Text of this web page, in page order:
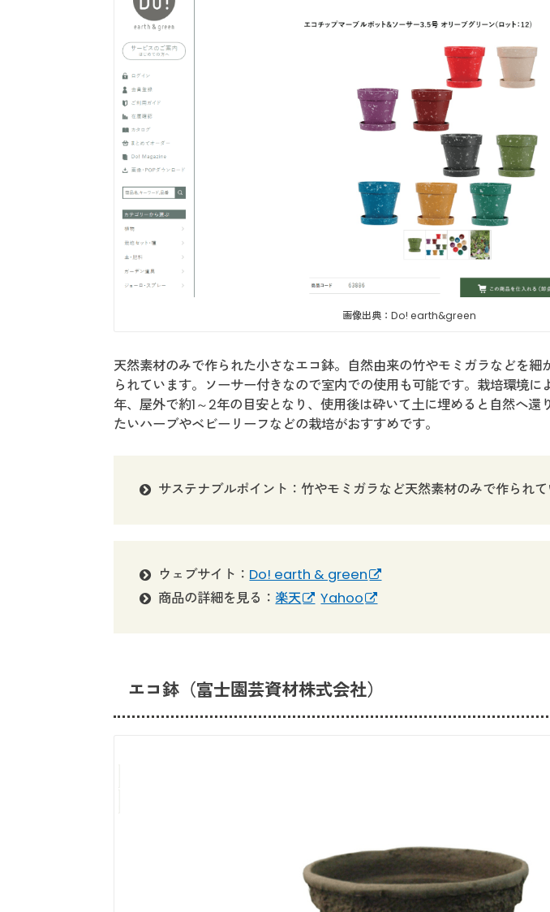
画像出典：Do! earth&green
天然素材のみで作られた小さなエコ鉢。自然由来の竹やモミガラなどを細
られています。ソーサー付きなので室内での使用も可能です。栽培環境
年、屋外で約1～2年の目安となり、使用後は砕いて土に埋めると自然へ還
たいハーブやベビーリーフなどの栽培がおすすめです。
サステナブルポイント：竹やモミガラなど天然素材のみで作られて
ウェブサイト： Do! earth & green
商品の詳細を見る： 楽天 Yahoo
エコ鉢（富士園芸資材株式会社）